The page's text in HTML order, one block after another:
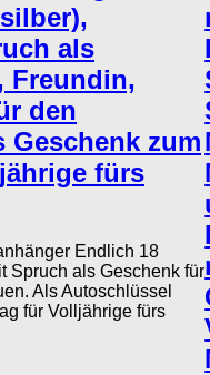
als
Freundin,
den
zum
fürs
Endlich 18
Spruch als Geschenk für
Als Autoschlüssel
für Volljährige fürs